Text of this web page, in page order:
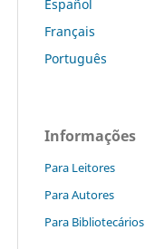
Español
Français
Português
Informações
Para Leitores
Para Autores
Para Bibliotecários